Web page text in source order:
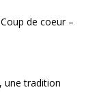
de coeur –
une tradition